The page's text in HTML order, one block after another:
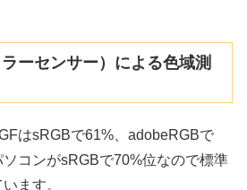
ーセンサー）による色域測
はsRGBで61%、adobeRGBで
コンがsRGBで70%位なので標準
ます。